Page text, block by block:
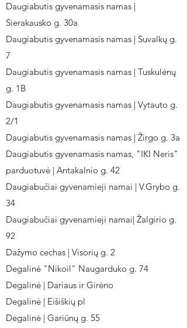
Daugiabutis gyvenamasis namas |
Sierakausko g. 30a
Daugiabutis gyvenamasis namas | Suvalkų g.
7
Daugiabutis gyvenamasis namas | Tuskulėnų
g. 1B
Daugiabutis gyvenamasis namas | Vytauto g.
2/1
Daugiabutis gyvenamasis namas | Žirgo g. 3a
Daugiabutis gyvenamasis namas, "IKI Neris"
parduotuvė | Antakalnio g. 42
Daugiabučiai gyvenamieji namai | V.Grybo g.
34
Daugiabučiai gyvenamieji namai| Žalgirio g.
92
Dažymo cechas | Visorių g. 2
Degalinė "Nikoil" Naugarduko g. 74
Degalinė | Dariaus ir Girėno
Degalinė | Eišiškių pl
Degalinė | Gariūnų g. 55